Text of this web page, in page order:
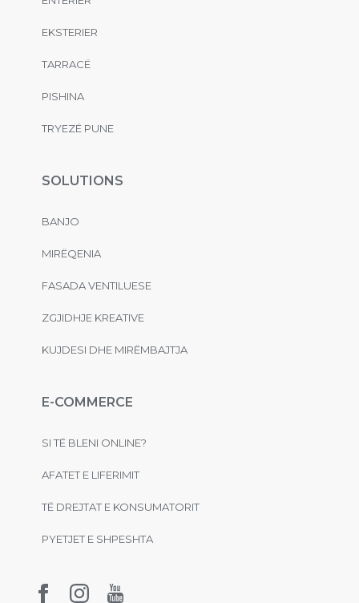
EKSTERIER
TARRACË
PISHINA
TRYEZË PUNE
SOLUTIONS
BANJO
MIRËQENIA
FASADA VENTILUESE
ZGJIDHJE KREATIVE
KUJDESI DHE MIRËMBAJTJA
E-COMMERCE
SI TË BLENI ONLINE?
AFATET E LIFERIMIT
TË DREJTAT E KONSUMATORIT
PYETJET E SHPESHTA